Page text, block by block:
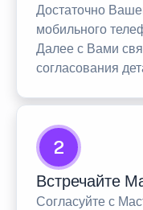
Достаточно
мобильного
Далее с Вами
согласования
2
Встречайте
Согласуйте с